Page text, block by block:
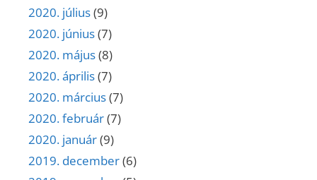
2020. július(9)
2020. június(7)
2020. május(8)
2020. április(7)
2020. március(7)
2020. február(7)
2020. január(9)
2019. december(6)